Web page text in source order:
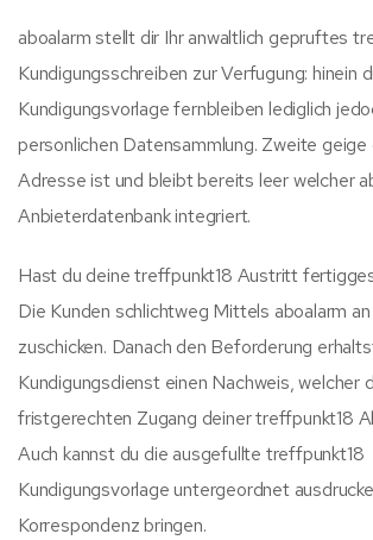
aboalarm stellt dir Ihr anwaltlich gepruftes
Kundigungsschreiben zur Verfugung: hinein
Kundigungsvorlage fernbleiben lediglich
personlichen Datensammlung. Zweite
Adresse ist und bleibt bereits leer welcher
Anbieterdatenbank integriert.
Hast du deine treffpunkt18 Austritt
Die Kunden schlichtweg Mittels aboalarm
zuschicken. Danach den Beforderung
Kundigungsdienst einen Nachweis, welcher
fristgerechten Zugang deiner treffpunkt18
Auch kannst du die ausgefullte treffpunkt18
Kundigungsvorlage untergeordnet
Korrespondenz bringen.